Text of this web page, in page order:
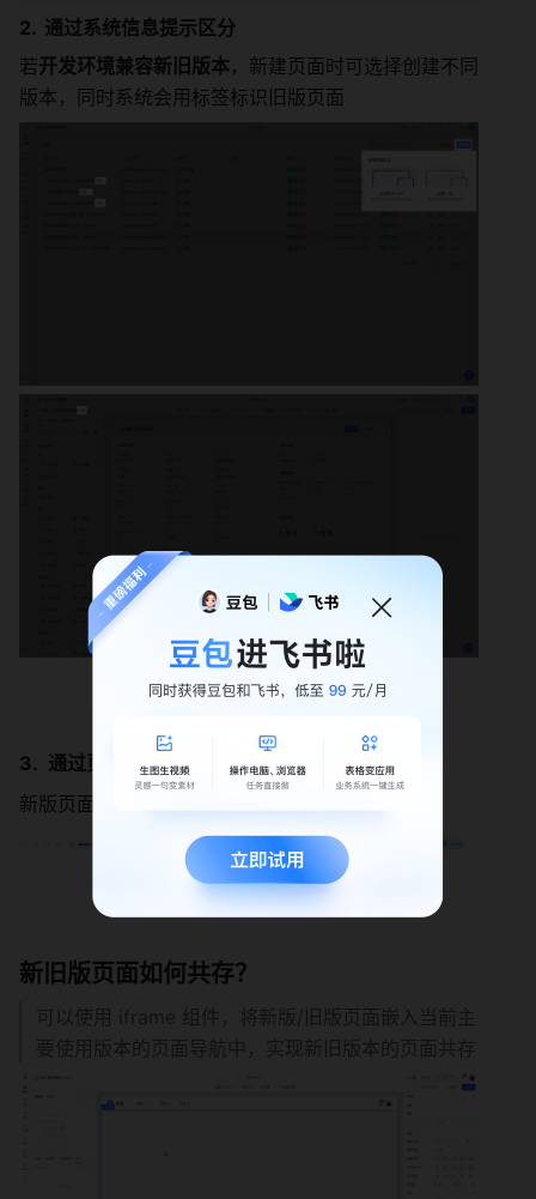
通过系统信息提示区分
若开发环境兼容新旧版本，新建页面时可选择创建不同
版本，同时系统会用标签标识旧版页面
通过页面 URL 地址来区分
新版页面中的 URL 中会携带「v3」标识
新旧版页面如何共存？
可以使用 iframe 组件，将新版/旧版页面嵌入当前主
要使用版本的页面导航中，实现新旧版本的页面共存